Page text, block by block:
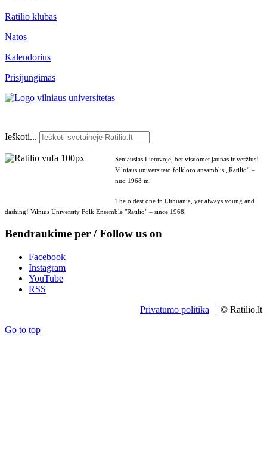
Ratilio klubas
Natos
Kalendorius
Prisijungimas
Ieškoti...
Seniausias Lietuvoje, bet visuomet jaunas ir veržlus!
Vilniaus universiteto folkloro ansamblis „Ratilio“ –
nuo 1968 m.
The oldest one in Lithuania, yet always young and
dashing! Vilnius University Folk Ensemble "Ratilio" – since 1968.
Bendraukime per / Follow us on
Facebook
Instagram
YouTube
RSS
Privatumo politika | © Ratilio.lt
Go to top